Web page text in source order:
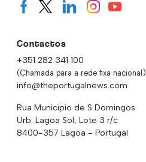
Contactos
+351 282 341 100
(Chamada para a rede fixa nacional)
info@theportugalnews.com
Rua Municipio de S Domingos
Urb. Lagoa Sol, Lote 3 r/c
8400-357 Lagoa - Portugal